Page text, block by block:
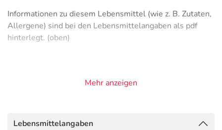
Informationen zu diesem Lebensmittel (wie z. B. Zutaten,
Allergene) sind bei den Lebensmittelangaben als pdf
hinterlegt. (oben)
Mehr anzeigen
Lebensmittelangaben